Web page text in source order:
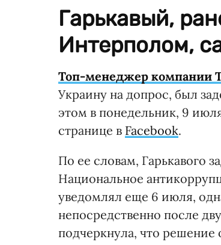
Гарькавый,
Интерполом,
Топ-менеджер компании
Украину на допрос, был
этом в понедельник, 9
странице в Facebook.
По ее словам, Гарькавого
Национальное
уведомлял еще 6 июля,
непосредственно после
подчеркнула, что решение